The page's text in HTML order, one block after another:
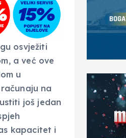
osvježiti
a već ove
u
na
još jedan
kapacitet i